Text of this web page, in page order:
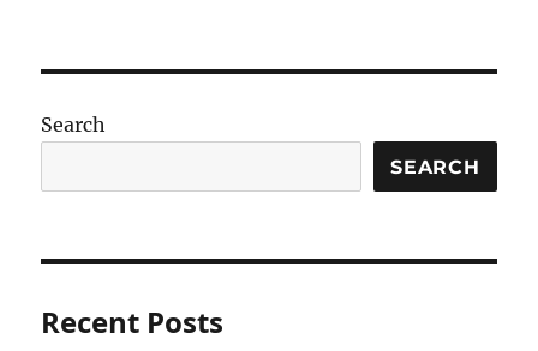
Search
SEARCH
Recent Posts